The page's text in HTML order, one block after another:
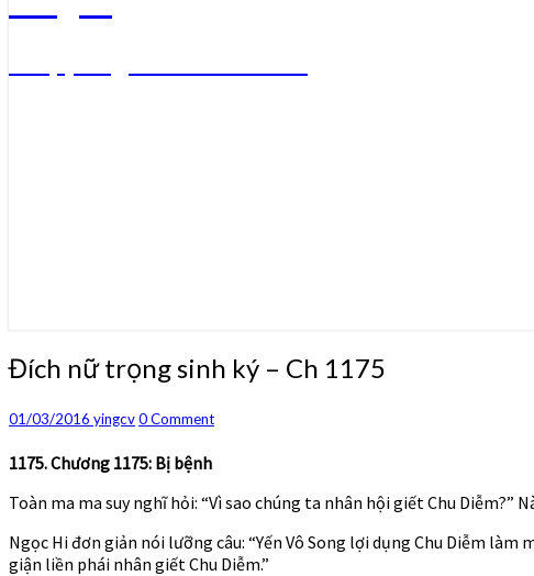
Đích
nữ
sinh
–
Ch
1175
Đích nữ trọng sinh ký – Ch 1175
01/03/2016 yingcvComments
0 Comment
1175. Chương 1175: Bị bệnh
Toàn ma ma suy nghĩ hỏi: “Vì sao chúng ta nhân hội giết Chu
Ngọc Hi đơn giản nói lưỡng câu: “Yến Vô Song lợi dụng Chu Diễm
giận liền phái nhân giết Chu Diễm.”